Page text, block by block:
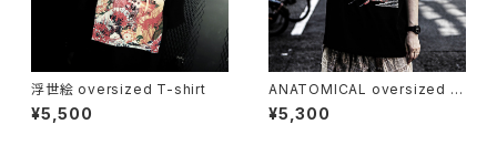
浮世絵 oversized T-shirt
¥5,500
ANATOMICAL oversized T
-shirt
¥5,300